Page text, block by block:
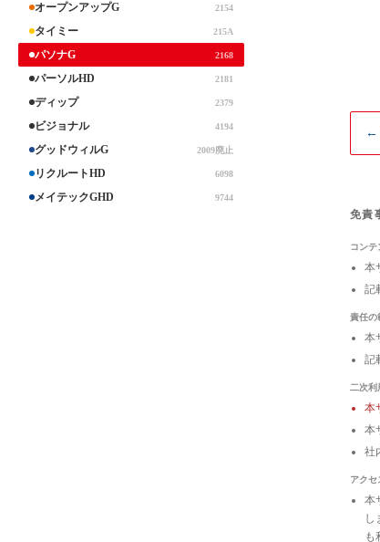
オープンアップG 2154
タイミー 215A
パソナG 2168
パーソルHD 2181
ディップ 2379
ビジョナル 4194
グッドウィルG 2009廃止
リクルートHD 6098
メイテックGHD 9744
←
免責
コンテ
本
記
責任の
本
記
二次利
本
本
社
アクセ
本
し
も